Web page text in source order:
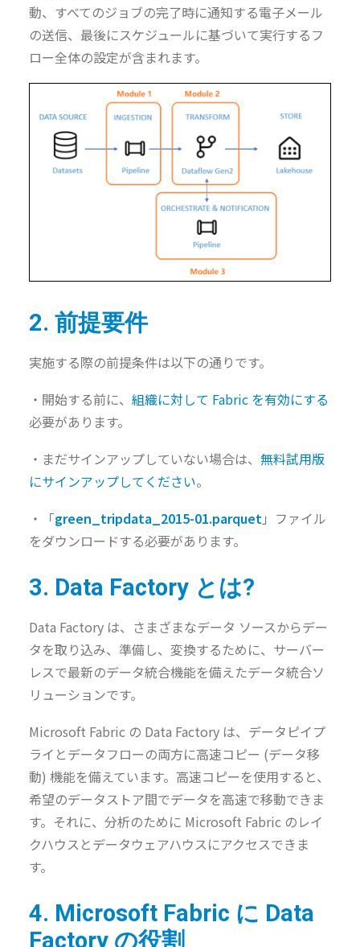
動、すべてのジョブの完了時に通知する電子メール
の送信、最後にスケジュールに基づいて実行するフ
ロー全体の設定が含まれます。
2. 前提要件
実施する際の前提条件は以下の通りです。
・ 開始する前に、 組織に対して Fabric を有効にする
必要があります。
・ まだサインアップしていない場合は、 無料試用版
にサインアップしてください。
・
「green_tripdata_2015-01.parquet」ファイル
をダウンロードする必要があります。
3. Data Factory とは?
Data Factory は、さまざまなデータ ソースからデー
タを取り込み、準備し、変換するために、サーバー
レスで最新のデータ統合機能を備えたデータ統合ソ
リューションです。
Microsoft Fabric の Data Factory は、データピイプ
ライとデータフローの両方に高速コピー (データ移
動) 機能を備えています。高速コピーを使用すると、
希望のデータストア間でデータを高速で移動できま
す。それに、分析のために Microsoft Fabric のレイ
クハウスとデータウェアハウスにアクセスできま
す。
4. Microsoft Fabric に Data
Factory の役割